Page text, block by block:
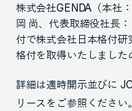
NOTE (GENDA_JP)
X (@GENDA_JP)
プライバシーポリシー
株式会社GENDA（本社
岡 尚、代表取締役社長
付で株式会社日本格付
格付を取得いたしました
詳細は適時開示並びに
リースをご参照ください。